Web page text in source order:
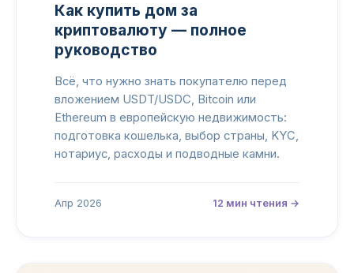
Как купить дом за
криптовалюту — полное
руководство
Всё, что нужно знать покупателю перед
вложением USDT/USDC, Bitcoin или
Ethereum в европейскую недвижимость:
подготовка кошелька, выбор страны, KYC,
нотариус, расходы и подводные камни.
Апр 2026 12 мин чтения →